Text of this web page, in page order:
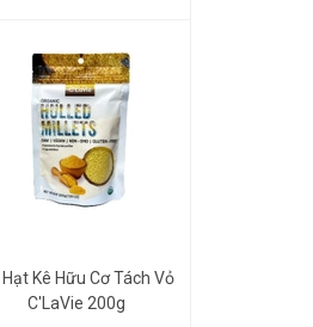
Hạt Kê Hữu Cơ Tách Vỏ
C'LaVie 200g